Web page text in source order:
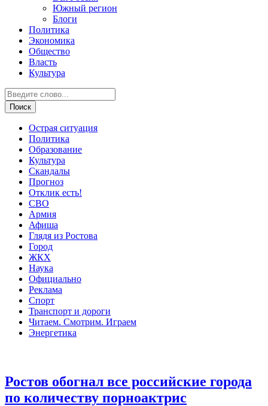
Южный регион
Блоги
Политика
Экономика
Общество
Власть
Культура
Острая ситуация
Политика
Образование
Культура
Скандалы
Прогноз
Отклик есть!
СВО
Армия
Афиша
Глядя из Ростова
Город
ЖКХ
Наука
Официально
Реклама
Спорт
Транспорт и дороги
Читаем. Смотрим. Играем
Энергетика
Ростов обогнал все российские города
по количеству порноактрис